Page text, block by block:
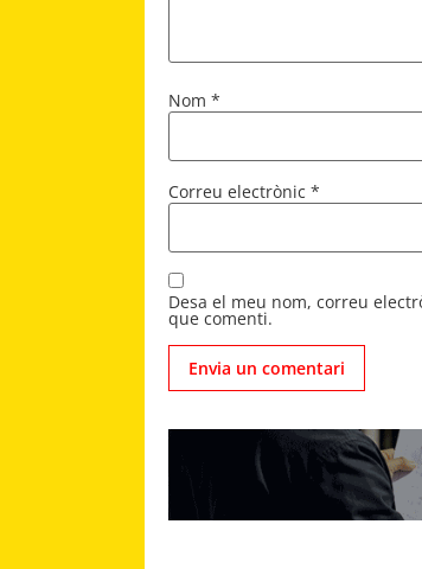
Nom *
Correu electrònic *
Desa el meu nom, correu
que comenti.